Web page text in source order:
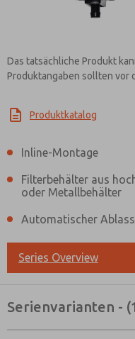
Das tatsächliche Produkt
Produktangaben sollten vor
Produktkatalog
Inline-Montage
Filterbehälter aus
oder Metallbehälter
Automatischer
Series Overview
Serienvarianten -